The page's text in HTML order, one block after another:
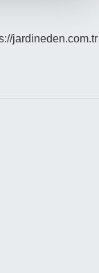
jardineden.com.tr